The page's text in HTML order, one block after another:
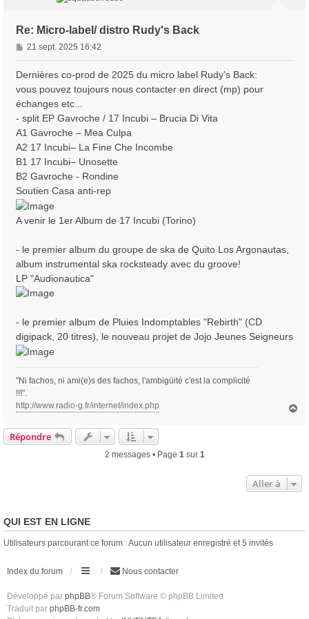
Re: Micro-label/ distro Rudy's Back
M
e
a
g
e
21 sept. 2025 16:42
Dernières co-prod de 2025 du micro label Rudy's Back:
vous pouvez toujours nous contacter en direct (mp) pour
échanges etc...
- split EP Gavroche / 17 Incubi – Brucia Di Vita
A1 Gavroche – Mea Culpa
A2 17 Incubi– La Fine Che Incombe
B1 17 Incubi– Unosette
B2 Gavroche - Rondine
Soutien Casa anti-rep
A venir le 1er Album de 17 Incubi (Torino)
- le premier album du groupe de ska de Quito Los Argonautas,
album instrumental ska rocksteady avec du groove!
LP "Audionautica"
- le premier album de Pluies Indomptables "Rebirth" (CD
digipack, 20 titres), le nouveau projet de Jojo Jeunes Seigneurs
"Ni fachos, ni ami(e)s des fachos, l'ambigüité c'est la complicité
!!!".
http://www.radio-g.fr/internet/index.php
Répondre
2 messages • Page 1sur 1
Aller à
QUI EST EN LIGNE
Utilisateurs parcourant ce forum : Aucun utilisateur enregistré et 5 invités
Index du forum Nous contacter
Développé par phpBB® Forum Software © phpBB Limited
Traduit par phpBB-fr.com